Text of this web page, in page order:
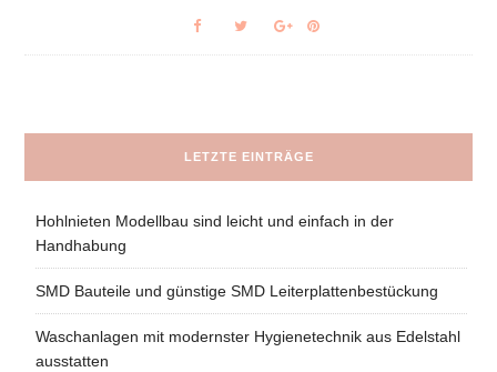
LETZTE EINTRÄGE
Hohlnieten Modellbau sind leicht und einfach in der
Handhabung
SMD Bauteile und günstige SMD Leiterplattenbestückung
Waschanlagen mit modernster Hygienetechnik aus Edelstahl
ausstatten